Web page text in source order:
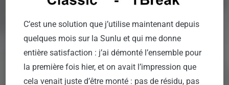
C’est une solution que j’utilise maintenant depuis
quelques mois sur la Sunlu et qui me donne
entière satisfaction : j’ai démonté l’ensemble pour
la première fois hier, et on avait l’impression que
cela venait juste d’être monté : pas de résidu, pas